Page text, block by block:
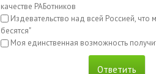
качестве РАБотников
Издевательство над всей Россией, что
бесятся"
Моя единственная возможность